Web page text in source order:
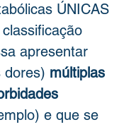
ÚNICAS
apresentar
dores) múltiplas
e que se